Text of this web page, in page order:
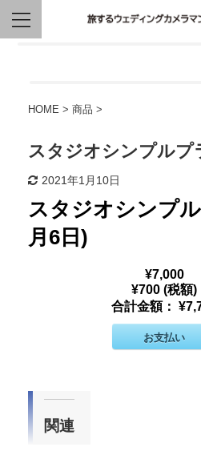
HOME > 商品 >
スタジオシンプルプ
2021年1月10日
スタジオシンプ
月6日)
¥7,000
¥700 (税額)
合計金額：
お支払い
関連